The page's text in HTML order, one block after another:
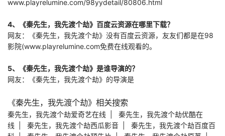
www.playrelumine.com/98yydetail/80806.html
4、《秦先生，我先渡个劫》百度云资源在哪里下载？
网友：《秦先生，我先渡个劫》没有百度云资源，友友们都是在98
影院(www.playrelumine.com免费在线观看的。
5、《秦先生，我先渡个劫》是谁导演的？
网友：《秦先生，我先渡个劫》的导演是
《秦先生，我先渡个劫》相关搜索
秦先生，我先渡个劫爱奇艺在线
秦先生，我先渡个劫优酷在
线
秦先生，我先渡个劫西瓜影音
秦先生，我先渡个劫百度百